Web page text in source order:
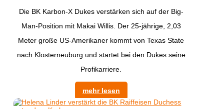
​Die BK Karbon-X Dukes verstärken sich auf der Big-
Man-Position mit Makai Willis. Der 25-jährige, 2,03
Meter große US-Amerikaner kommt von Texas State
nach Klosterneuburg und startet bei den Dukes seine
Profikarriere.
mehr lesen